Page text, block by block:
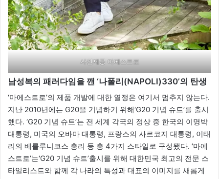
사진제공 마에스트로
남성복의 패러다임을 깬 ‘나폴리(NAPOLI)330’의 탄생
‘마에스트로’의 제품 개발에 대한 열정은 여기서 멈추지 않는다.
지난 2010년에는 G20을 기념하기 위해‘G20 기념 슈트’를 출시
했다. ‘G20 기념 슈트’는 전 세계 각국의 정상 중 한국의 이명박
대통령, 미국의 오바마 대통령, 프랑스의 사르코지 대통령, 이태
리의 베를루니코스 총리 등 총 4가지 스타일로 구성됐다. ‘마에
스트로’는‘G20 기념 슈트’출시를 위해 대한민국 최고의 전문 스
타일리스트와 함께 각 나라의 특성과 대표의 이미지를 새롭게